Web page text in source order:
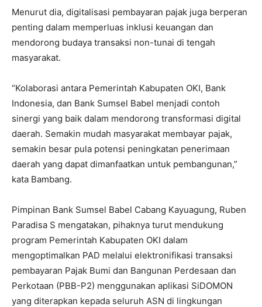
Menurut dia, digitalisasi pembayaran pajak juga berperan
penting dalam memperluas inklusi keuangan dan
mendorong budaya transaksi non-tunai di tengah
masyarakat.
“Kolaborasi antara Pemerintah Kabupaten OKI, Bank
Indonesia, dan Bank Sumsel Babel menjadi contoh
sinergi yang baik dalam mendorong transformasi digital
daerah. Semakin mudah masyarakat membayar pajak,
semakin besar pula potensi peningkatan penerimaan
daerah yang dapat dimanfaatkan untuk pembangunan,”
kata Bambang.
Pimpinan Bank Sumsel Babel Cabang Kayuagung, Ruben
Paradisa S mengatakan, pihaknya turut mendukung
program Pemerintah Kabupaten OKI dalam
mengoptimalkan PAD melalui elektronifikasi transaksi
pembayaran Pajak Bumi dan Bangunan Perdesaan dan
Perkotaan (PBB-P2) menggunakan aplikasi SiDOMON
yang diterapkan kepada seluruh ASN di lingkungan